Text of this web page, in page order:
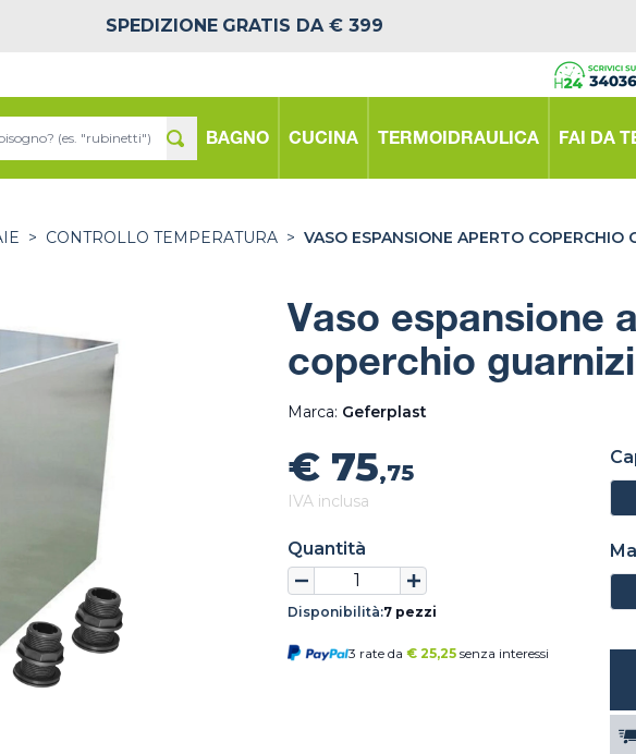
SPEDIZIONE GRATIS DA € 399
BAGNO CUCINA TERMOIDRAULICA FAI DA
> CONTROLLO TEMPERATURA > VASO ESPANSIONE APERTO COPERCHIO
Vaso espansione
coperchio
Marca: Geferplast
€ 75,75
IVA inclusa
Quantità
Disponibilità:7 pezzi
3 rate da € 25,25 senza interessi